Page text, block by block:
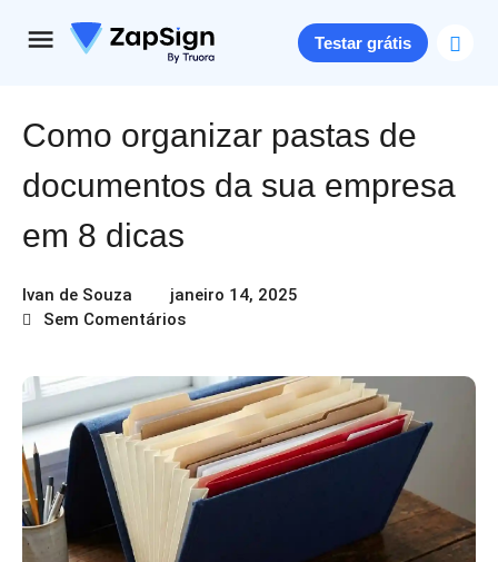
Testar grátis
Como organizar pastas de
documentos da sua empresa
em 8 dicas
Ivan de Souza
janeiro 14, 2025
Sem Comentários